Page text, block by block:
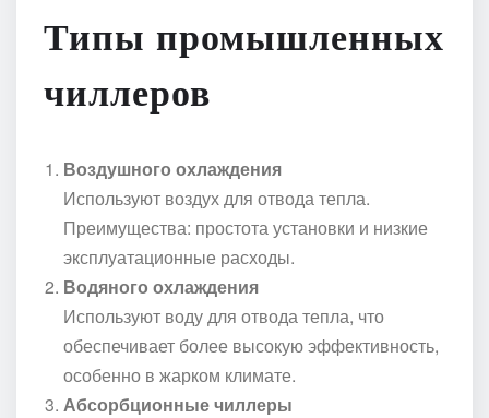
Типы промышленных
чиллеров
Воздушного охлаждения
Используют воздух для отвода тепла.
Преимущества: простота установки и низкие
эксплуатационные расходы.
Водяного охлаждения
Используют воду для отвода тепла, что
обеспечивает более высокую эффективность,
особенно в жарком климате.
Абсорбционные чиллеры